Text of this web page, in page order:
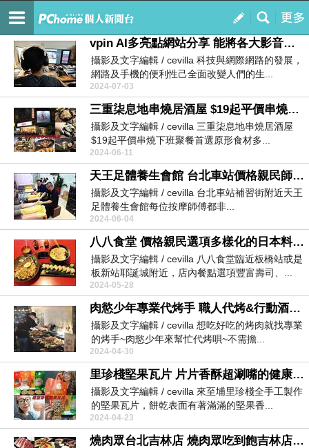
我的
訂閱
Cevilla趴趴Go
vpin AI多亮點網站分享 能將各大影音平台匯集並減少找影片時間的影音筆記本
攝影及文字編輯 / cevilla 科技與網際網路的發展，
網路及手機的便利性己全面改變人們的生...
2024-07-03
三重柒息地串燒居酒屋 $19起平價串燒居酒屋 串燒食材種類多樣化高達50多種十年烤肉神醬助威下班聚餐首選店家
攝影及文字編輯 / cevilla 三重柒息地串燒居酒屋
$19起平價串燒下班聚餐首選原形食材多...
2024-06-11
天王足體養生會館 台北車站價格親民師傅技術精鍊結合中醫穴道按摩的足體養生館
攝影及文字編輯 / cevilla 台北車站補習街附近天王
足體養生會館每位按摩師傅都非...
2024-06-04
八八食堂 價格親民選項多樣化的日本料理店
攝影及文字編輯 / cevilla 八八食堂臨近板橋站或是
板新站耶誕城附近，店內餐點選項豐富壽司、...
2024-05-28
肉慾少年專業代烤手 職人代烤&行動酒吧 歡樂烤肉派對
攝影及文字編輯 / cevilla 想吃好吃的烤肉就找專業
的烤手~肉慾少年來幫忙代烤唄~不需擔...
2024-04-30
里珍棧堅果瓦片 片片香酥超涮嘴的健康團購零食
攝影及文字編輯 / cevilla 來至埔里珍棧全手工製作
的堅果瓦片，餅乾表面有著滿滿的堅果香...
2024-04-23
燒肉眾台北吉林店 燒肉眾吃到飽吉林店 燒肉眾13周年慶＋50元銅板價升級＋生日號碼對對碰